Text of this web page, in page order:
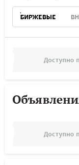
БИРЖЕВЫЕ
Доступно
Доступно